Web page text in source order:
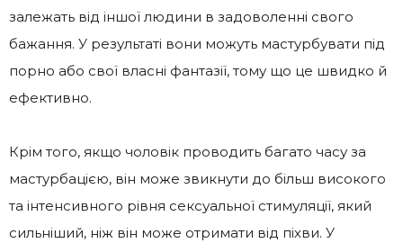
залежать від іншої людини в задоволенні свого
бажання. У результаті вони можуть мастурбувати під
порно або свої власні фантазії, тому що це швидко й
ефективно.
Крім того, якщо чоловік проводить багато часу за
мастурбацією, він може звикнути до більш високого
та інтенсивного рівня сексуальної стимуляції, який
сильніший, ніж він може отримати від піхви. У